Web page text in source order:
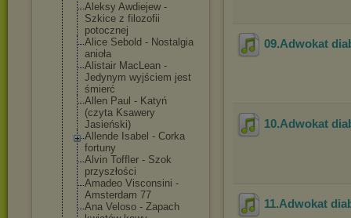
Aleksy Awdiejew -
Szkice z filozofii
potocznej
Alice Sebold - Nostalgia
anioła
Alistair MacLean -
Jedynym wyjściem jest
śmierć
Allen Paul - Katyń
(czyta Ksawery
Jasieński)
Allende Isabel - Corka
fortuny
Alvin Toffler - Szok
przyszłości
Amadeo Visconsini -
Amsterdam 77
Ana Veloso - Zapach
09.Adwokat
10.Adwokat
11.Adwokat